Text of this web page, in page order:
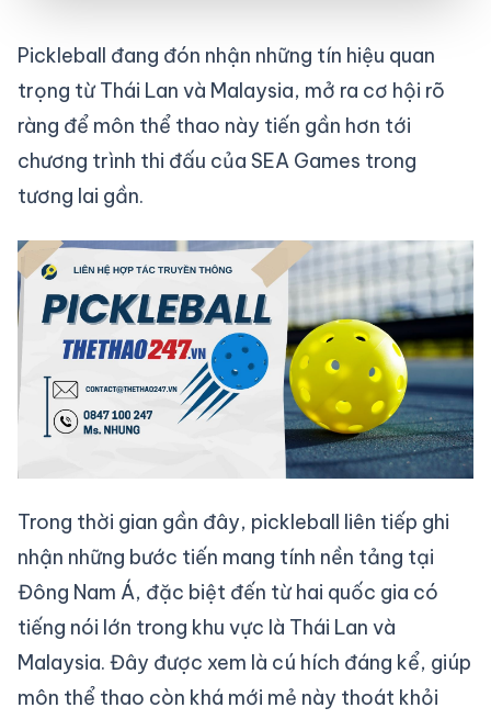
Pickleball đang đón nhận những tín hiệu quan
trọng từ Thái Lan và Malaysia, mở ra cơ hội rõ
ràng để môn thể thao này tiến gần hơn tới
chương trình thi đấu của SEA Games trong
tương lai gần.
Trong thời gian gần đây, pickleball liên tiếp ghi
nhận những bước tiến mang tính nền tảng tại
Đông Nam Á, đặc biệt đến từ hai quốc gia có
tiếng nói lớn trong khu vực là Thái Lan và
Malaysia. Đây được xem là cú hích đáng kể, giúp
môn thể thao còn khá mới mẻ này thoát khỏi